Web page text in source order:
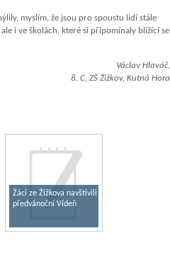
myslím, že jsou pro spoustu lidí stále
i ve školách, které si připomínaly blížící se
Václav Hlaváč,
8. C, ZŠ Žižkov, Kutná Hora
Žáci ze Žižkova navštívili
předvánoční Vídeň